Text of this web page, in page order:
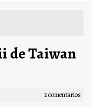
de Taiwan
2 comentarios